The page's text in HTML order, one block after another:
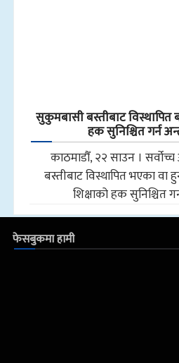
सुकुमबासी बस्तीबाट विस्थापित
हक सुनिश्चित गर्न
काठमाडौँ, २२ साउन ।
बस्तीबाट विस्थापित भएका
शिक्षाको हक सुनिश्चित
फेसबुकमा हामी